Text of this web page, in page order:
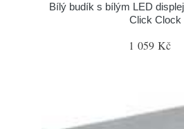
Bílý budík s bílým LED
Click Clock
1 059 Kč